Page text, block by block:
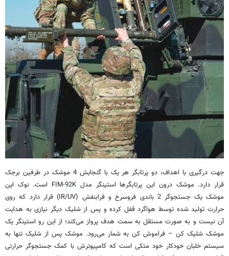
جهت درگیری با اهداف، دو پرتابگر هر یک با گنجایش 4 موشک در طرفین برجک
قرار دارد. موشک درون این پرتابگرها استینگر مدل FIM-92K است. نوک این
موشک یک جستجوگر 2 باندی فروسرخ و فرابنفش (IR/UV) قرار دارد که روی
حرارت تولید شده توسط هواگرد قفل کرده و پس از شلیک دیگر نیازی به هدایت
آن نیست و به صورت مستقل به سمت هدف پرواز می‌کند؛ از این رو استینگر یک
موشک‌ شلیک کن – فراموش کن به شمار می‌رود. موشک پس از شلیک تنها به
سیستم خلبان خودکار خود متکی است که کامپیوترش با کمک جستجوگر حرارتی